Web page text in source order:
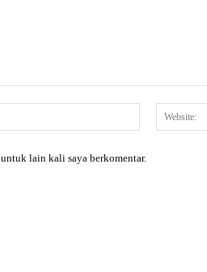
Email:*
lain kali saya berkomentar.